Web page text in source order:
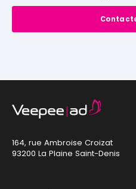
164, rue Ambroise Croizat
93200 La Plaine Saint-Denis